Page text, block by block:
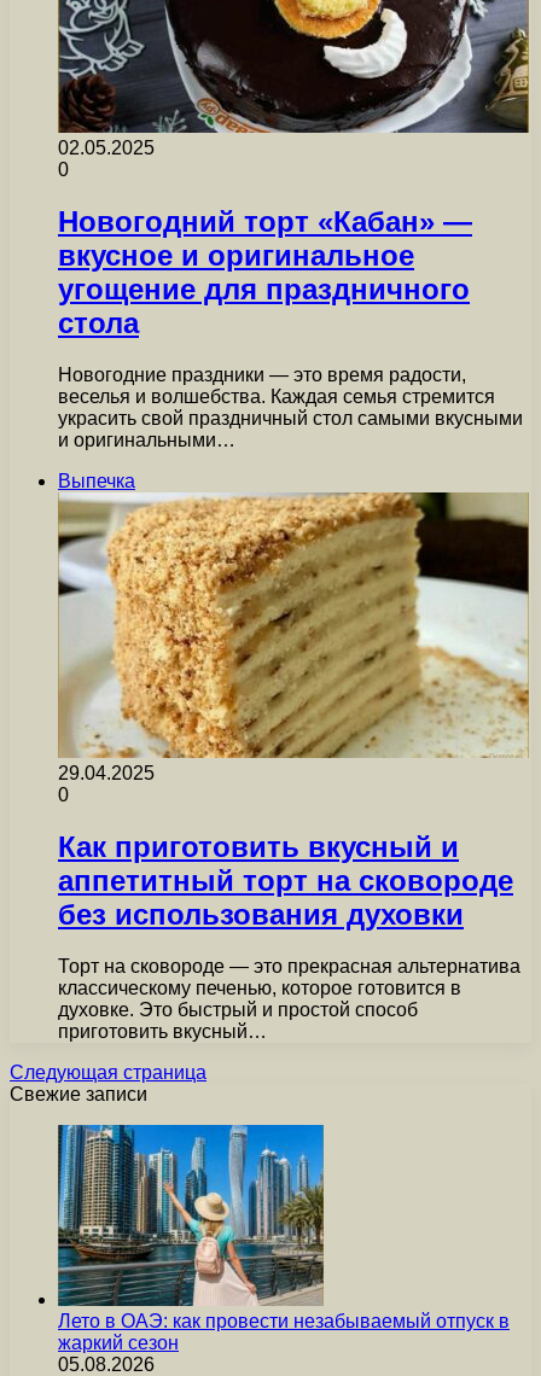
02.05.2025
0
Новогодний торт «Кабан» —
вкусное и оригинальное
угощение для праздничного
стола
Новогодние праздники — это время радости,
веселья и волшебства. Каждая семья стремится
украсить свой праздничный стол самыми вкусными
и оригинальными…
Выпечка
29.04.2025
0
Как приготовить вкусный и
аппетитный торт на сковороде
без использования духовки
Торт на сковороде — это прекрасная альтернатива
классическому печенью, которое готовится в
духовке. Это быстрый и простой способ
приготовить вкусный…
Следующая страница
Свежие записи
Лето в ОАЭ: как провести незабываемый отпуск в
жаркий сезон
05.08.2026